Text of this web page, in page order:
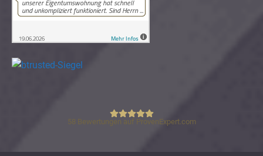
Lutz Schneider Immobilienbewertung
58 Bewertungen auf ProvenExpert.com